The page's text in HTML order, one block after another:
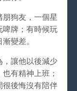
狗友，一個星
牌；有時候玩
變差。
，讓他以後減少
有精神上班；
後悔沒有陪伴